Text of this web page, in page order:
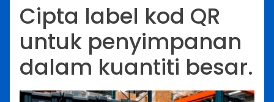
Cipta label kod QR
untuk penyimpanan
dalam kuantiti besar.